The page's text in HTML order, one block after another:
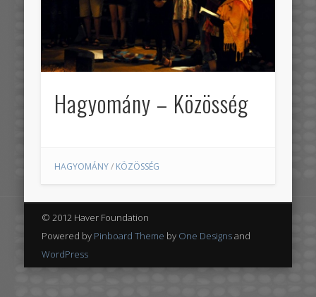
Hagyomány – Közösség
HAGYOMÁNY/ KÖZÖSSÉG
© 2012 Haver Foundation
Powered by Pinboard Theme by One Designsand
WordPress